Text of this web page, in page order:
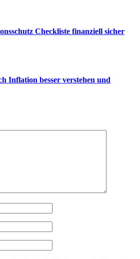
Checkliste finanziell sicher
Inflation besser verstehen und